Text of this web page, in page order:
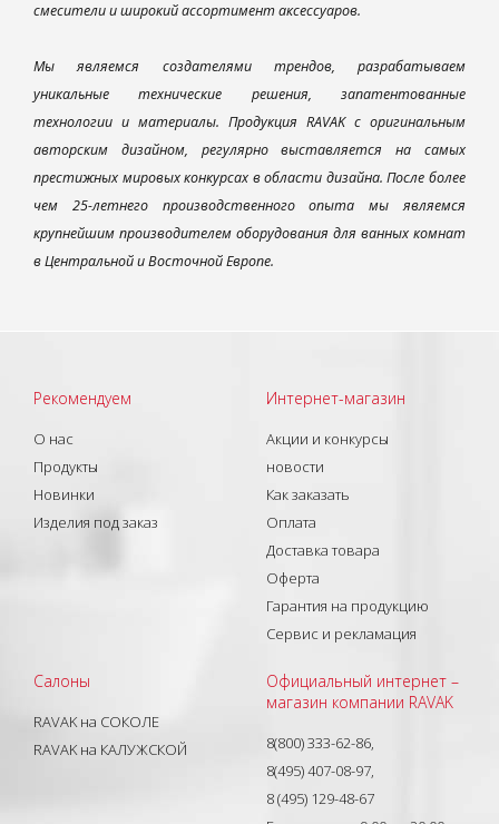
смесители и широкий ассортимент аксессуаров.
Мы являемся создателями трендов, разрабатываем
уникальные технические решения, запатентованные
технологии и материалы. Продукция RAVAK с оригинальным
авторским дизайном, регулярно выставляется на самых
престижных мировых конкурсах в области дизайна. После более
чем 25-летнего производственного опыта мы являемся
крупнейшим производителем оборудования для ванных комнат
в Центральной и Восточной Европе.
Рекомендуем
О нас
Продукты
Новинки
Изделия под заказ
Интернет-магазин
Акции и конкурсы
новости
Как заказать
Оплата
Доставка товара
Оферта
Гарантия на продукцию
Сервис и рекламация
Салоны
RAVAK на СОКОЛЕ
RAVAK на КАЛУЖСКОЙ
Официальный интернет –
магазин компании RAVAK
8(800) 333-62-86,
8(495) 407-08-97,
8 (495) 129-48-67